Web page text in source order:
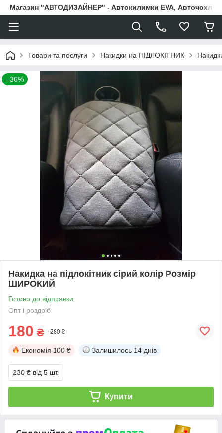
Магазин "АВТОДИЗАЙНЕР" - Автокилимки EVA, Авточохли,
Товари та послуги Накидки на ПІДЛОКІТНИК
–36%
Накидка на підлокітник сірий колір Розмір
ШИРОКИЙ
Готово до відправки
Опт і роздріб
180 ₴ 280 ₴
Економія 100 ₴ Залишилось 14 днів
230 ₴ від 5 шт.
Купити